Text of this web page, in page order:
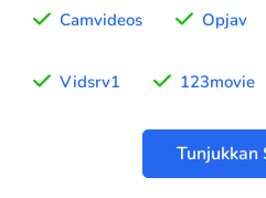
Camvideos Opjav
Vidsrv1 123movie
Tunjukkan